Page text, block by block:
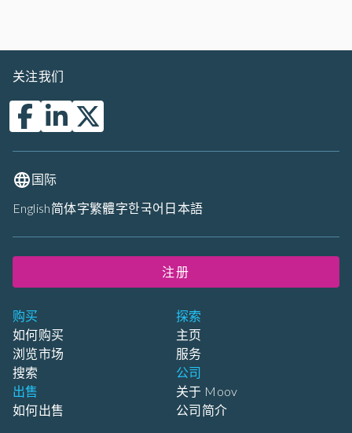
购买
如何购买
浏览市场
搜索
出售
如何出售
探索
主页
服务
公司
关于 Moov
公司简介
关注我们
国际
English简体字繁體字한국어 日本語
注册